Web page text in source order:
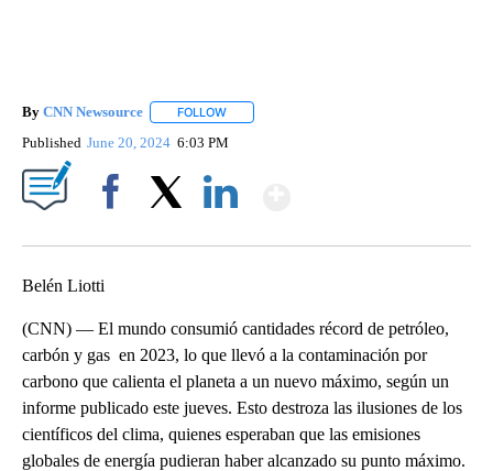
By CNN Newsource FOLLOW
Published June 20, 2024 6:03 PM
Belén Liotti
(CNN) — El mundo consumió cantidades récord de petróleo,
carbón y gas en 2023, lo que llevó a la contaminación por
carbono que calienta el planeta a un nuevo máximo, según un
informe publicado este jueves. Esto destroza las ilusiones de los
científicos del clima, quienes esperaban que las emisiones
globales de energía pudieran haber alcanzado su punto máximo.